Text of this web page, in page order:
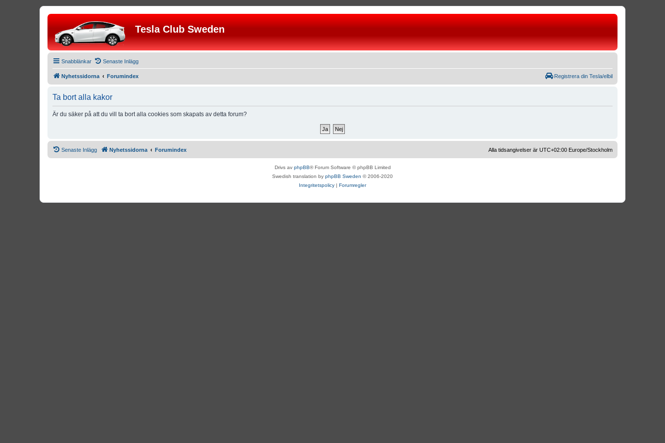
Tesla Club Sweden
Snabblänkar Senaste Inlägg
Nyhetssidorna Forumindex Registrera din Tesla/elbil
Ta bort alla kakor
Är du säker på att du vill ta bort alla cookies som skapats av detta forum?
Senaste Inlägg Nyhetssidorna Forumindex Alla tidsangivelser är UTC+02:00 Europe/Stockholm
Drivs av phpBB® Forum Software © phpBB Limited
Swedish translation by phpBB Sweden © 2006-2020
Integritetspolicy | Forumregler